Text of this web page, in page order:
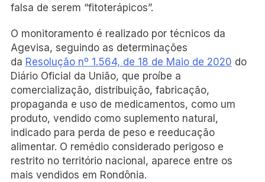
falsa de serem “fitoterápicos”.
O monitoramento é realizado por técnicos da
Agevisa, seguindo as determinações
da Resolução nº 1.564, de 18 de Maio de 2020 do
Diário Oficial da União, que proíbe a
comercialização, distribuição, fabricação,
propaganda e uso de medicamentos, como um
produto, vendido como suplemento natural,
indicado para perda de peso e reeducação
alimentar. O remédio considerado perigoso e
restrito no território nacional, aparece entre os
mais vendidos em Rondônia.